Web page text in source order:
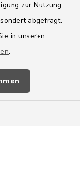
zur Nutzung
abgefragt.
in unseren
.